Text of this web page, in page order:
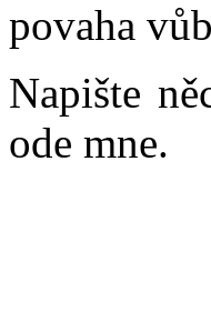
povaha
Napište
ode mne.